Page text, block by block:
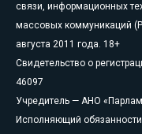
связи, информационных
массовых коммуникаций
августа 2011 года. 18+
Свидетельство о
46097
Учредитель — АНО
Исполняющий обязанности